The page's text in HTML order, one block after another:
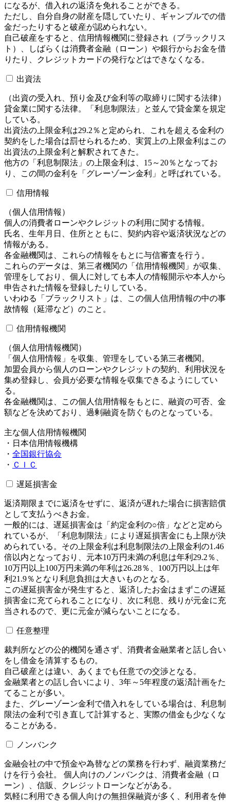
になるが、借入れの返済を免れることができる。
ただし、自分自身の財産を隠していたり、ギャンブルでの借
金だったりすると破産が認められない。
自己破産をすると、信用情報機関に登録され（ブラックリス
ト）、しばらくは消費者金融（ローン）や銀行からお金を借
りたり、クレジットカードの発行などはできなくなる。
出資法
（出資の受入れ、預り金及び金利等の取締りに関する法律）
貸金業に関する法律。「利息制限法」と並んで貸金業を規定
している。
出資法の上限金利は29.2％と定められ、これを超える金利の
契約をした場合は罰せられるため、実質上の上限金利はこの
出資法の上限金利と解釈されてきた。
他方の「利息制限法」の上限金利は、15～20％となってお
り、この間の金利を「グレーゾーン金利」と呼ばれている。
信用情報
（個人信用情報）
個人の消費者ローンやクレジットの利用に関する情報。
氏名、生年月日、住所とともに、契約内容や返済状況などの
情報がある。
各金融機関は、これらの情報をもとに与信審査を行う。
これらのデータは、第三者機関の「信用情報機関」が収集、
管理をしており、個人に対しても本人の情報開示や本人から
申告された情報を登録したりしている。
いわゆる「ブラックリスト」は、この個人信用情報の中の事
故情報（延滞など）のこと。
信用情報機関
（個人信用情報機関）
「個人信用情報」を収集、管理をしている第三者機関。
加盟会員から個人のローンやクレジットの契約、利用状況を
集め登録し、会員が必要な情報を収集できるようにしてい
る。
各金融機関は、この個人信用情報をもとに、融資の可否、金
額などを決めており、過剰融資を防ぐものとなっている。
主な個人信用情報機関
・ 日本信用情報機構
・ 全国銀行協会
・ ＣＩＣ
遅延損害金
返済期限までに返済をせずに、返済が遅れた場合に損害賠償
として支払うべきお金。
一般的には、遅延損害金は「約定金利の○倍」などと定めら
れているが、「利息制限法」により遅延損害金にも上限が決
められている。その上限金利は利息制限法の上限金利の1.46
倍以内となっており、元本10万円未満の利息は年利29.2％、
10万円以上100万円未満の年利は26.28％、100万円以上は年
利21.9％となり利息負担は大きいものとなる。
この遅延損害金が発生すると、返済したお金はまずこの遅延
損害金に充てられることになり、次に利息、残りが元金に充
当されるので、更に元金が減らないことになる。
任意整理
裁判所などの公的機関を通さず、消費者金融業者と話し合い
をし借金を清算するもの。
自己破産とは違い、あくまでも任意での交渉となる。
金融業者との話し合いにより、3年～5年程度の返済計画をた
てることが多い。
また、グレーゾーン金利で借入れをしている場合は、利息制
限法の金利で引き直して計算すると、実際の借金も少なくな
ることがある。
ノンバンク
金融会社の中で預金や為替などの業務を行わず、融資業務だ
けを行う会社。 個人向けのノンバンクは、消費者金融（ロ
ーン）、信販、クレジットローンなどがある。
気軽に利用できる個人向けの無担保融資が多く、利用者を伸